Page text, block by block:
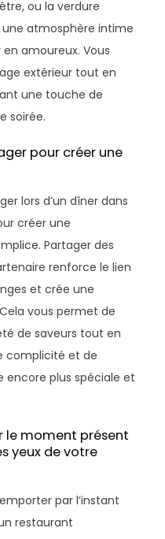
ou la verdure
une atmosphère intime
amoureux. Vous
extérieur tout en
une touche de
soirée.
pour créer une
lors d’un dîner dans
créer une
Partager des
renforce le lien
et crée une
vous permet de
de saveurs tout en
complicité et de
encore plus spéciale et
le moment présent
yeux de votre
par l’instant
restaurant